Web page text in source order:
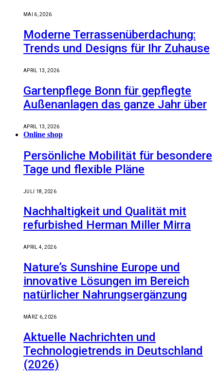
MAI 6, 2026
Moderne Terrassenüberdachung:
Trends und Designs für Ihr Zuhause
APRIL 13, 2026
Gartenpflege Bonn für gepflegte
Außenanlagen das ganze Jahr über
APRIL 13, 2026
Online shop
Persönliche Mobilität für besondere
Tage und flexible Pläne
JULI 18, 2026
Nachhaltigkeit und Qualität mit
refurbished Herman Miller Mirra
APRIL 4, 2026
Nature’s Sunshine Europe und
innovative Lösungen im Bereich
natürlicher Nahrungsergänzung
MÄRZ 6, 2026
Aktuelle Nachrichten und
Technologietrends in Deutschland
(2026)